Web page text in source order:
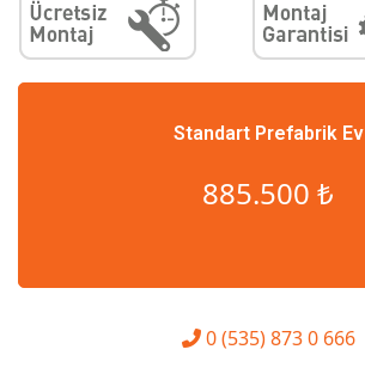
Standart Prefabrik Ev
885.500 ₺
0 (535) 873 0 666